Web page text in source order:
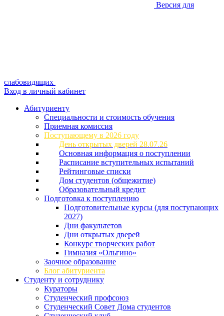
Версия для
слабовидящих
Вход в личный кабинет
Абитуриенту
Специальности и стоимость обучения
Приемная комиссия
Поступающему в 2026 году
День открытых дверей 28.07.26
Основная информация о поступлении
Расписание вступительных испытаний
Рейтинговые списки
Дом студентов (общежитие)
Образовательный кредит
Подготовка к поступлению
Подготовительные курсы (для поступающих
2027)
Дни факультетов
Дни открытых дверей
Конкурс творческих работ
Гимназия «Ольгино»
Заочное образование
Блог абитуриента
Студенту и сотруднику
Кураторы
Студенческий профсоюз
Студенческий Совет Дома студентов